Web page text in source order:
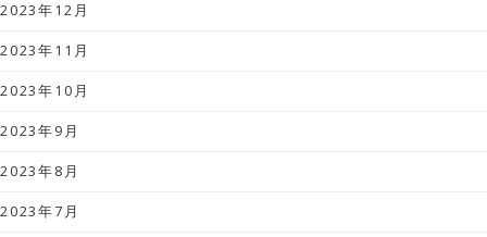
2023年12月
2023年11月
2023年10月
2023年9月
2023年8月
2023年7月